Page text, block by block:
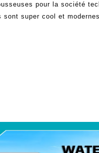
pour la société
sont super cool et
que le